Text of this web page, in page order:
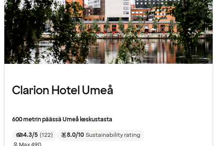
Clarion Hotel Umeå
600 metrin päässä Umeå keskustasta
4.3/5 (122) 8.0/10 Sustainability rating